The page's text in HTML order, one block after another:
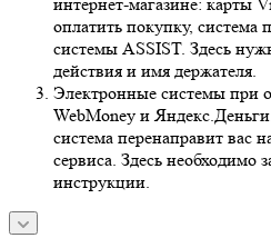
оплатить покупку, система
системы ASSIST. Здесь
действия и имя держателя.
Электронные системы при
WebMoney и
система перенаправит вас
сервиса. Здесь необходимо
инструкции.